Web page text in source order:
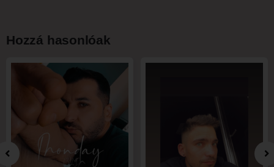
Hozzá hasonlóak